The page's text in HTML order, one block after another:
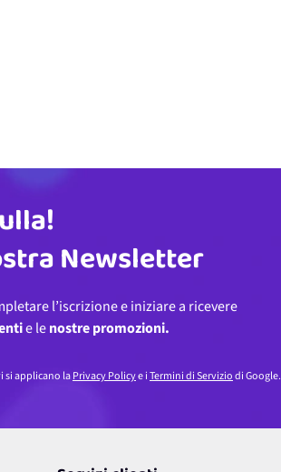
Newsletter
l’iscrizione e iniziare a ricevere
e lenostre promozioni.
si applicano laPrivacy Policye iTermini di Serviziodi Google.